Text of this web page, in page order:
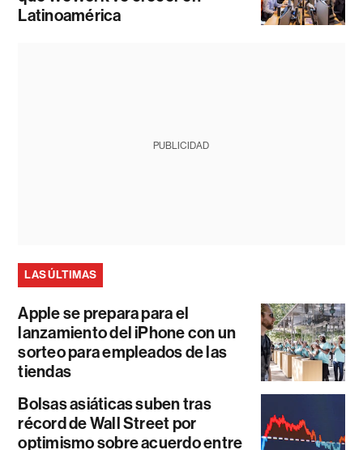
Latinoamérica
PUBLICIDAD
LAS ÚLTIMAS
Apple se prepara para el
lanzamiento del iPhone con un
sorteo para empleados de las
tiendas
Bolsas asiáticas suben tras
récord de Wall Street por
optimismo sobre acuerdo entre